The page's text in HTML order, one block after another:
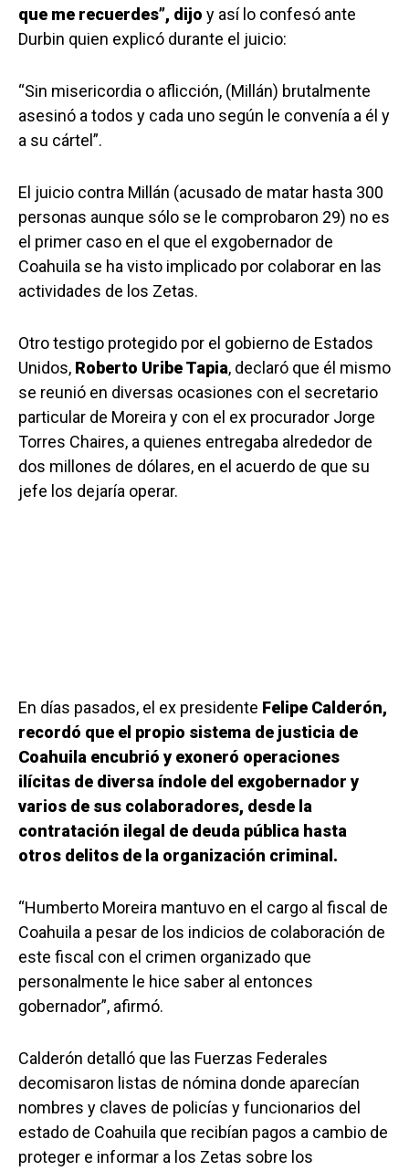
que me recuerdes”, dijo y así lo confesó ante
Durbin quien explicó durante el juicio:
“Sin misericordia o aflicción, (Millán) brutalmente
asesinó a todos y cada uno según le convenía a él y
a su cártel”.
El juicio contra Millán (acusado de matar hasta 300
personas aunque sólo se le comprobaron 29) no es
el primer caso en el que el exgobernador de
Coahuila se ha visto implicado por colaborar en las
actividades de los Zetas.
Otro testigo protegido por el gobierno de Estados
Unidos, Roberto Uribe Tapia, declaró que él mismo
se reunió en diversas ocasiones con el secretario
particular de Moreira y con el ex procurador Jorge
Torres Chaires, a quienes entregaba alrededor de
dos millones de dólares, en el acuerdo de que su
jefe los dejaría operar.
En días pasados, el ex presidente Felipe Calderón,
recordó que el propio sistema de justicia de
Coahuila encubrió y exoneró operaciones
ilícitas de diversa índole del exgobernador y
varios de sus colaboradores, desde la
contratación ilegal de deuda pública hasta
otros delitos de la organización criminal.
“Humberto Moreira mantuvo en el cargo al fiscal de
Coahuila a pesar de los indicios de colaboración de
este fiscal con el crimen organizado que
personalmente le hice saber al entonces
gobernador”, afirmó.
Calderón detalló que las Fuerzas Federales
decomisaron listas de nómina donde aparecían
nombres y claves de policías y funcionarios del
estado de Coahuila que recibían pagos a cambio de
proteger e informar a los Zetas sobre los